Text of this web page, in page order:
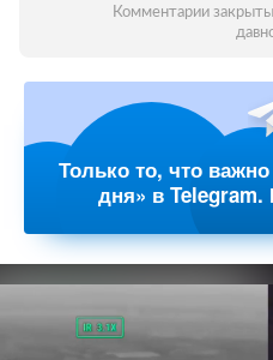
Комментарии
Только то, что
дня» в